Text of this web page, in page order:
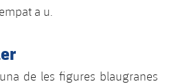
a u.
de les figures blaugranes